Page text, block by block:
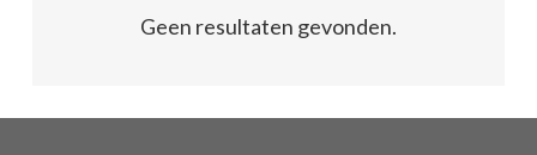
Geen resultaten gevonden.